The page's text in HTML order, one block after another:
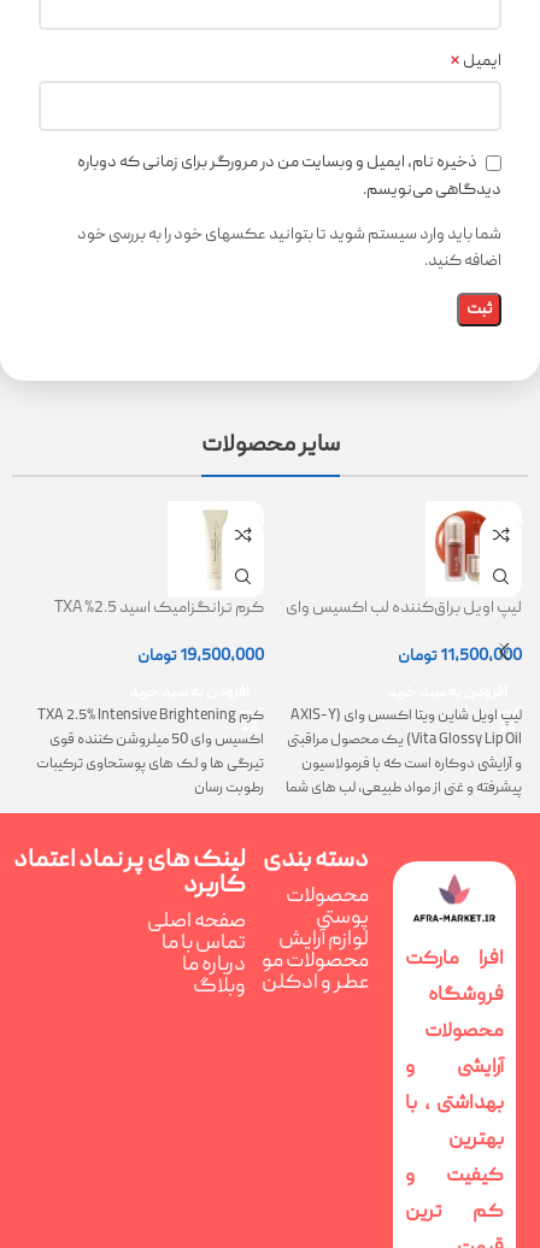
ایمیل *
ذخیره نام، ایمیل و وبسایت من در مرورگر برای زمانی که دوباره
دیدگاهی می‌نویسم.
شما باید وارد سیستم شوید تا بتوانید عکسهای خود را به بررسی خود
اضافه کنید.
سایر محصولات
لیپ اویل براق‌کننده لب اکسیس وای
11,500,000تومان
لیپ اویل شاین ویتا اکسس وای (AXIS-Y
Vita Glossy Lip Oil) یک محصول مراقبتی
و آرایشی دوکاره است که با فرمولاسیون
پیشرفته و غنی از مواد طبیعی، لب های شما
را همزمان ترمیم، تغذیه و فوق العاده
کرم ترانگزامیک اسید 2.5% TXA
19,500,000تومان
کرم TXA 2.5% Intensive Brightening
اکسیس وای 50 میلروشن کننده قوی
تیرگی ها و لک های پوستحاوی ترکیبات
رطوبت رسان
افرا مارکت
فروشگاه
محصولات
آرایشی و
بهداشتی ، با
بهترین
کیفیت و
کم ترین
دسته بندی
محصولات
پوستی
لوازم آرایش
محصولات مو
عطر و ادکلن
لینک های پر
کاربرد
صفحه اصلی
تماس با ما
درباره ما
وبلاگ
نماد اعتماد